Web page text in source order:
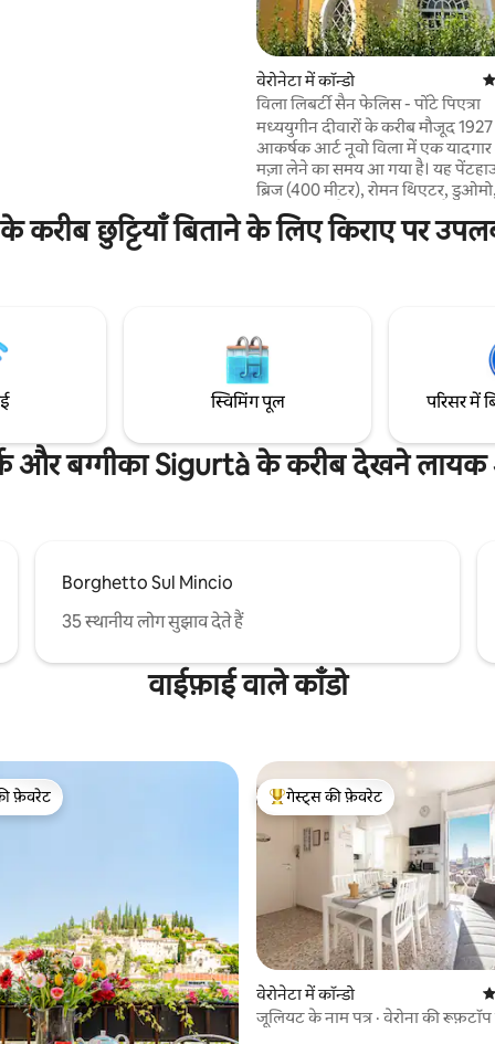
वेरोनेटा में कॉन्डो
विला लिबर्टी सैन फेलिस - पोंटे पिएत्रा
मध्ययुगीन दीवारों के करीब मौजूद
आकर्षक आर्ट नूवो विला में एक
मज़ा लेने का समय आ गया है। यह
ब्रिज (400 मीटर), रोमन थिएटर,
लाइब्रेरी और सैन स्टेफ़ानो और सैन
से बस कुछ ही फ़ासले पर मौजूद है।
हैं। @veronaluxuryapartment
करीब छुट्टियाँ बिताने के लिए किराए पर
स्विमिंग पूल परिसर में
और बग्गीका Sigurtà के करीब देखने
Borghetto Sul Mincio
35 स्थानीय लोग सुझाव देते हैं
वाईफ़ाई वाले काँडो
फ़ेवरेट
फ़ेवरेट
गेस्ट्स का टॉप फ़ेवरेट
गेस्ट्स की फ़ेवरेट
वेरोनेटा में कॉन्डो
जूलियट के नाम पत्र · वेरोना की रूफ़टॉप